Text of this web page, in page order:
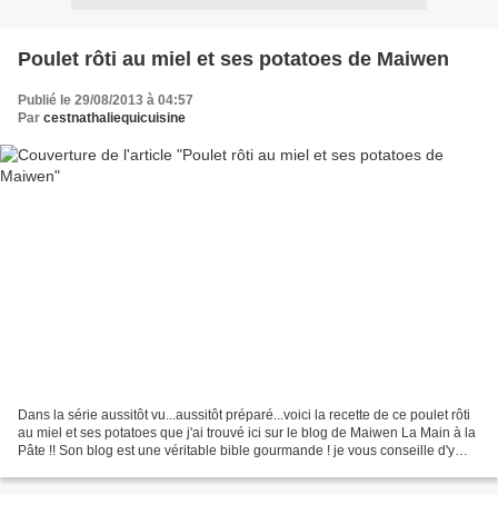
Poulet rôti au miel et ses potatoes de Maiwen
Publié le 29/08/2013 à 04:57
Par cestnathaliequicuisine
Dans la série aussitôt vu...aussitôt préparé...voici la recette de ce poulet rôti
au miel et ses potatoes que j'ai trouvé ici sur le blog de Maiwen La Main à la
Pâte !! Son blog est une véritable bible gourmande ! je vous conseille d'y